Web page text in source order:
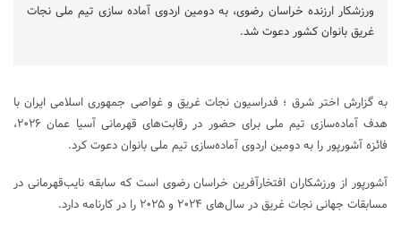
ورزشکار ارزنده خراسان رضوی، به دومین اردوی آماده‌ سازی تیم ملی نجات
غریق بانوان کشور دعوت شد.
به گزارش اختر شرق ؛ فدراسیون نجات غریق و غواصی جمهوری اسلامی ایران با
هدف آماده‌سازی تیم ملی برای حضور در رقابت‌های قهرمانی آسیا عمان ۲۰۲۶،
فائزه آشورپور را به دومین اردوی آماده‌سازی تیم ملی بانوان دعوت کرد.
آشورپور از ورزشکاران افتخارآفرین خراسان رضوی است که سابقه نایب‌قهرمانی در
مسابقات جهانی نجات غریق در سال‌های ۲۰۲۴ و ۲۰۲۵ را در کارنامه دارد.